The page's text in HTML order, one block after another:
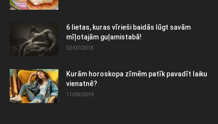
6 lietas, kuras vīrieši baidās lūgt savām
mīļotajām guļamistabā!
02/07/2018
Kurām horoskopa zīmēm patīk pavadīt laiku
vienatnē?
11/09/2019